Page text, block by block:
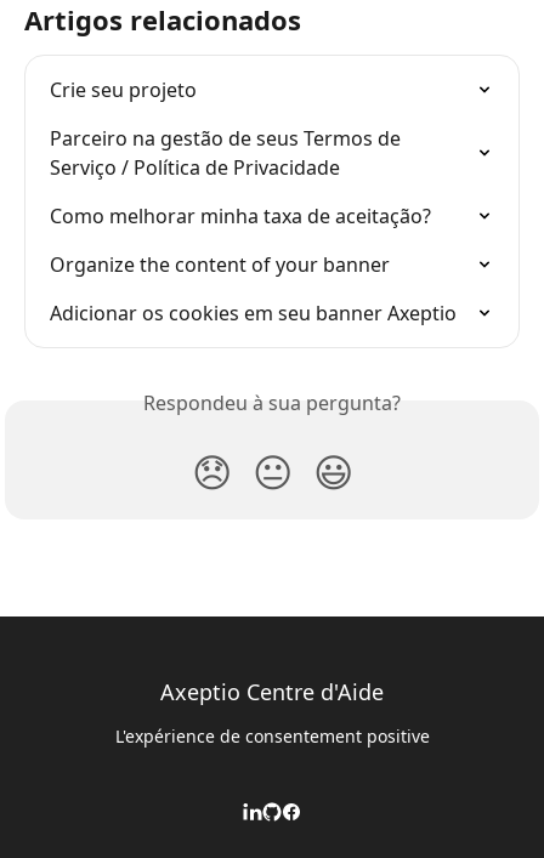
Artigos relacionados
Crie seu projeto
Parceiro na gestão de seus Termos de
Serviço / Política de Privacidade
Como melhorar minha taxa de aceitação?
Organize the content of your banner
Adicionar os cookies em seu banner Axeptio
Respondeu à sua pergunta?
😞 😐 😃
Axeptio Centre d'Aide
L'expérience de consentement positive